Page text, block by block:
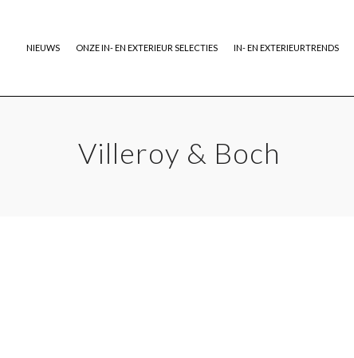
NIEUWS ONZE IN- EN EXTERIEUR SELECTIES IN- EN EXTERIEURTRENDS
Villeroy & Boch